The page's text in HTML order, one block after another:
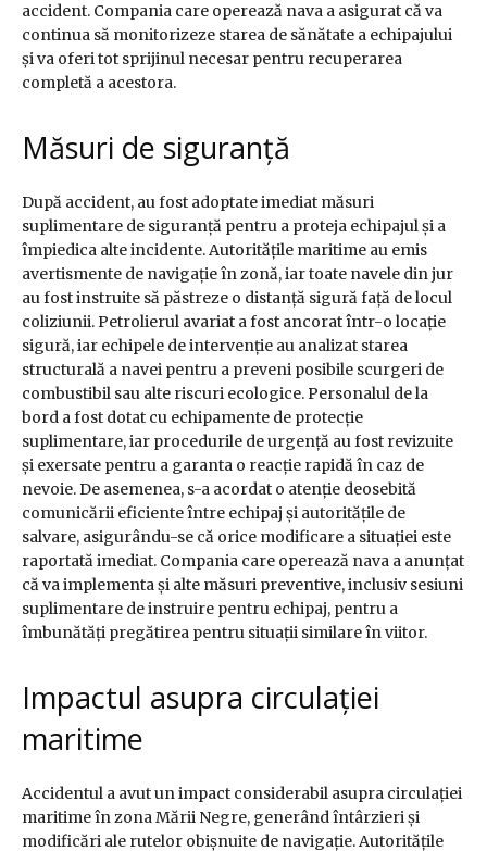
accident. Compania care operează nava a asigurat că va
continua să monitorizeze starea de sănătate a echipajului
și va oferi tot sprijinul necesar pentru recuperarea
completă a acestora.
Măsuri de siguranță
După accident, au fost adoptate imediat măsuri
suplimentare de siguranță pentru a proteja echipajul și a
împiedica alte incidente. Autoritățile maritime au emis
avertismente de navigație în zonă, iar toate navele din jur
au fost instruite să păstreze o distanță sigură față de locul
coliziunii. Petrolierul avariat a fost ancorat într-o locație
sigură, iar echipele de intervenție au analizat starea
structurală a navei pentru a preveni posibile scurgeri de
combustibil sau alte riscuri ecologice. Personalul de la
bord a fost dotat cu echipamente de protecție
suplimentare, iar procedurile de urgență au fost revizuite
și exersate pentru a garanta o reacție rapidă în caz de
nevoie. De asemenea, s-a acordat o atenție deosebită
comunicării eficiente între echipaj și autoritățile de
salvare, asigurându-se că orice modificare a situației este
raportată imediat. Compania care operează nava a anunțat
că va implementa și alte măsuri preventive, inclusiv sesiuni
suplimentare de instruire pentru echipaj, pentru a
îmbunătăți pregătirea pentru situații similare în viitor.
Impactul asupra circulației
maritime
Accidentul a avut un impact considerabil asupra circulației
maritime în zona Mării Negre, generând întârzieri și
modificări ale rutelor obișnuite de navigație. Autoritățile